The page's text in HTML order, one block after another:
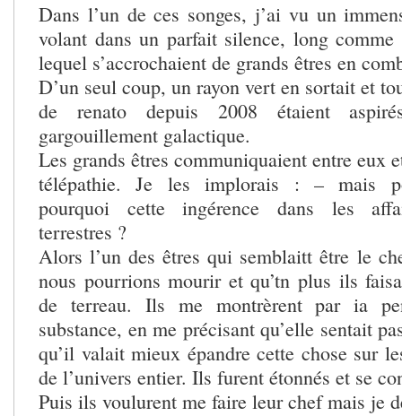
Dans l’un de ces songes, j’ai vu un
volant dans un parfait silence, long
lequel s’accrochaient de grands êtres en
D’un seul coup, un rayon vert en sortait et
de renato depuis 2008 étaient
gargouillement galactique.
Les grands êtres communiquaient entre eux
télépathie. Je les implorais : – mais
pourquoi cette ingérence dans les
terrestres ?
Alors l’un des êtres qui semblaitt être le
nous pourrions mourir et qu’tn plus ils
de terreau. Ils me montrèrent par ia
substance, en me précisant qu’elle sentait
qu’il valait mieux épandre cette chose sur
de l’univers entier. Ils furent étonnés et se
Puis ils voulurent me faire leur chef mais je